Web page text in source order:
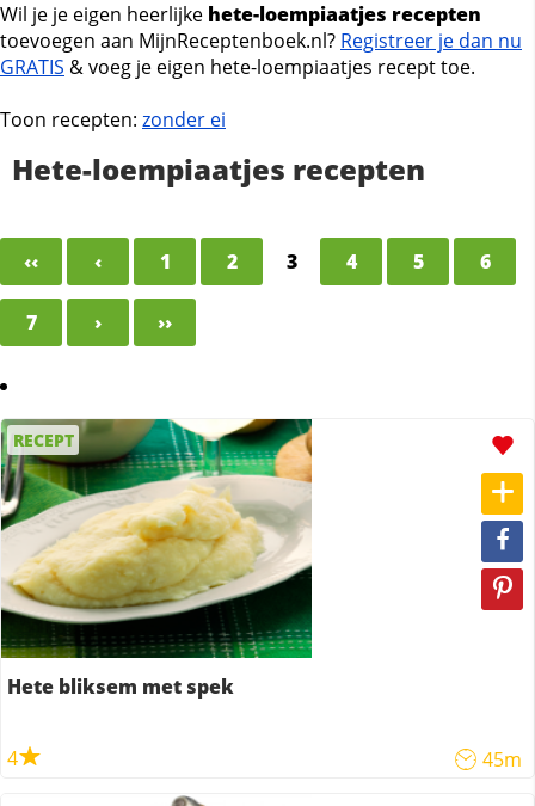
Wil je je eigen heerlijke hete-loempiaatjes recepten
toevoegen aan MijnReceptenboek.nl? Registreer je dan nu
GRATIS & voeg je eigen hete-loempiaatjes recept toe.
Toon recepten: zonder ei
Hete-loempiaatjes recepten
‹‹ ‹ 1 2 3 4 5 6
7 › ››
RECEPT
Hete bliksem met spek
4 45m